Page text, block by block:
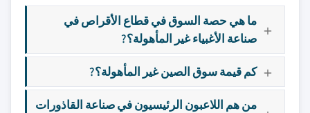
ما هي حصة السوق في قطاع الأقراص في
صناعة الأغبياء غير المأهولة؟?
كم قيمة سوق الصين غير المأهولة؟?
من هم اللاعبون الرئيسيون في صناعة القاذورات